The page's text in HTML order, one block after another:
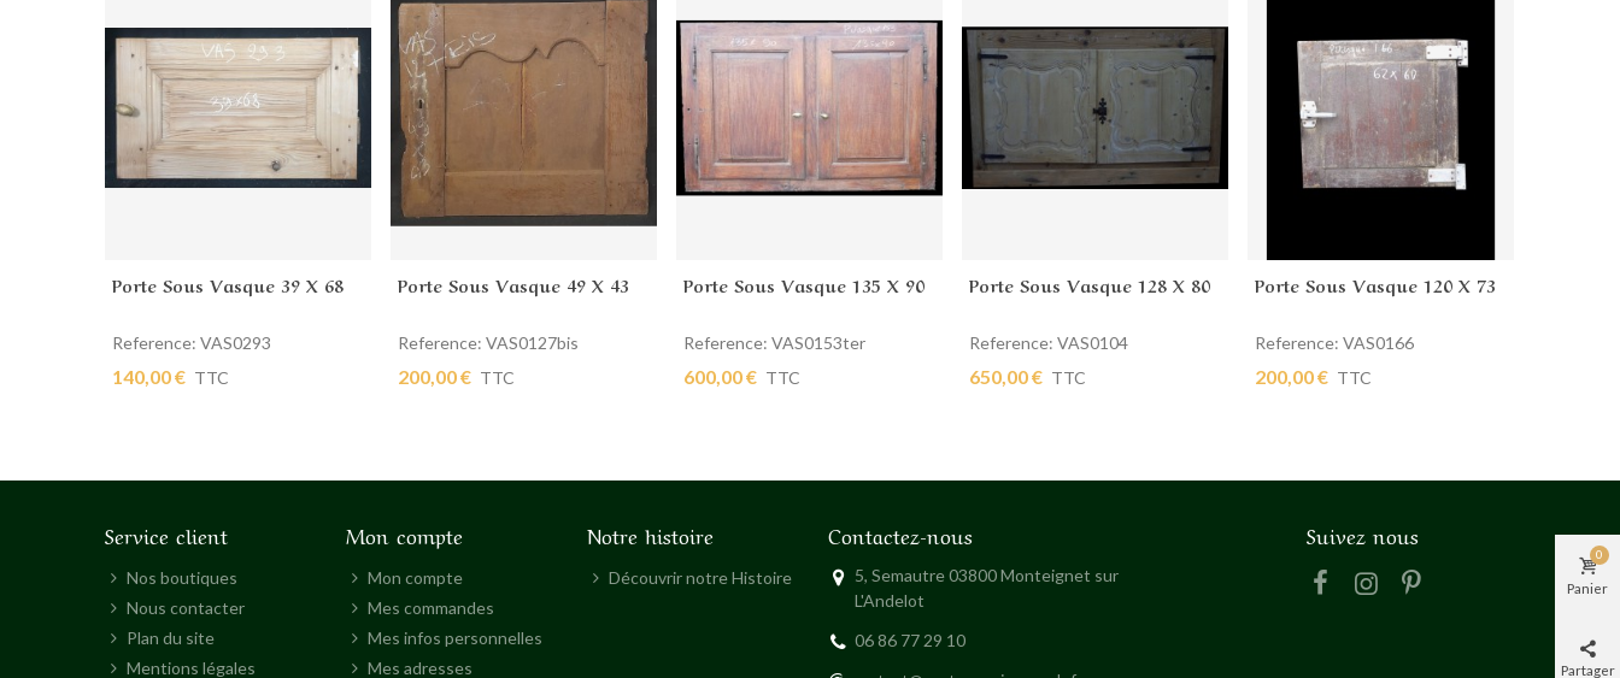
Ajouter au panier
Porte Sous Vasque 39 X 68
Reference: VAS0293
140,00 € TTC
Ajouter au panier
Porte Sous Vasque 49 X 43
Reference: VAS0127bis
200,00 € TTC
Ajouter au panier
Porte Sous Vasque 135 X 90
Reference: VAS0153ter
600,00 € TTC
Ajouter au panier
Porte Sous Vasque 128 X 80
Reference: VAS0104
650,00 € TTC
Ajouter au panier
Porte Sous Vasque 120 X 73
Reference: VAS0166
200,00 € TTC
Service client
Nos boutiques
Nous contacter
Plan du site
Mentions légales
Mon compte
Mon compte
Mes commandes
Mes infos personnelles
Mes adresses
Notre histoire
Découvrir notre Histoire
Contactez-nous
5, Semautre 03800 Monteignet sur
L'Andelot
06 86 77 29 10
Suivez nous
Panier
0
Partager